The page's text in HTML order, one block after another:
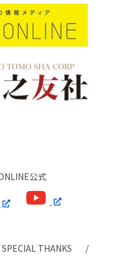
公式
SPECIAL THANKS